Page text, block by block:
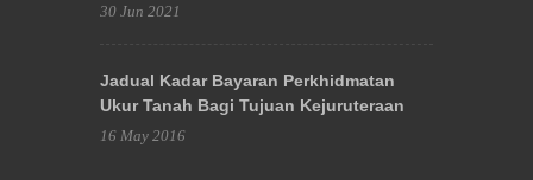
30 Jun 2021
Jadual Kadar Bayaran Perkhidmatan
Ukur Tanah Bagi Tujuan Kejuruteraan
16 May 2016